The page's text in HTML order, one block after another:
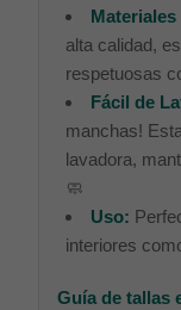
alta calidad,
respetuosas
Fácil de
manchas!
lavadora,
🧼
Uso:
interiores
Guía de tallas